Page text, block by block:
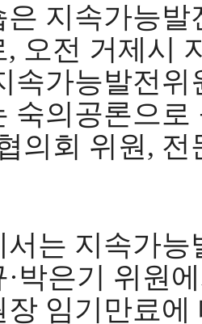
은 지속가능
, 오전 거제시
속가능발전
숙의공론으로
의회 위원, 전
서는 지속가
· 박은기 위원
장 임기만료